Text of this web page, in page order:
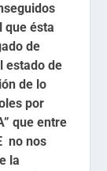
que ésta
de
estado de
de lo
por
que entre
no nos
la